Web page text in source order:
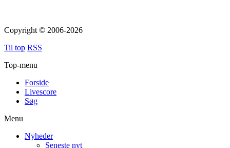
Copyright © 2006-2026
Til top RSS
Top-menu
Forside
Livescore
Søg
Menu
Nyheder
Seneste nyt